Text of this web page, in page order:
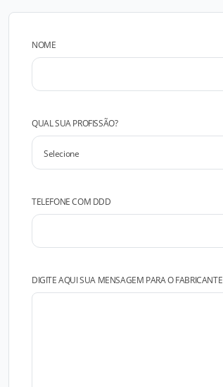
NOME
QUAL SUA PROFISSÃO?
TELEFONE COM DDD
DIGITE AQUI SUA MENSAGEM PARA O FABRICANTE